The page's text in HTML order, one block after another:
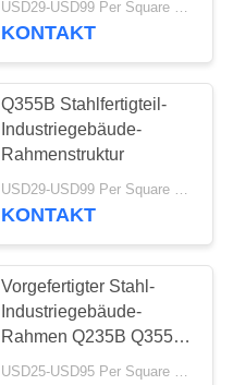
KONTAKT
Q355B Stahlfertigteil-
Industriegebäude-
Rahmenstruktur
USD29-USD99 Per Square Meter MOQ:500 Quadratmeter
KONTAKT
Vorgefertigter Stahl-
Industriegebäude-
Rahmen Q235B Q355B
verzinkt
USD25-USD95 Per Square meter MOQ:500 Quadratmeter